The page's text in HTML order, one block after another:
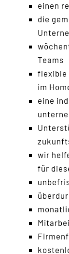
einen
die
Teams
flexible
im
eine
wir
für